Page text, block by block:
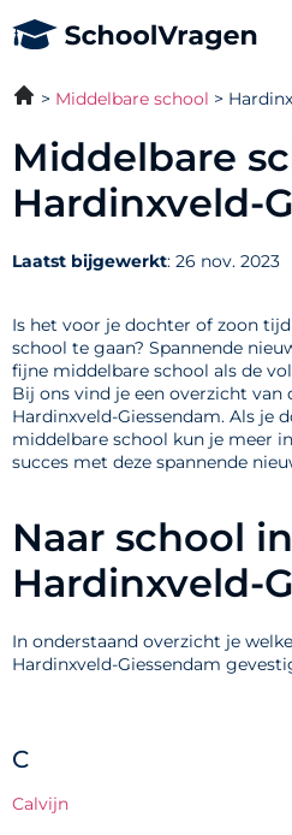
Middelbare school
Middelbare
Hardinxveld-
Laatst bijgewerkt: 26 nov. 2023
Is het voor je dochter of zoon
school te gaan? Spannende
fijne middelbare school als de
Bij ons vind je een overzicht van
Hardinxveld-Giessendam. Als je
middelbare school kun je meer
succes met deze spannende
Naar school in
Hardinxveld-
In onderstaand overzicht je
Hardinxveld-Giessendam
C
Calvijn